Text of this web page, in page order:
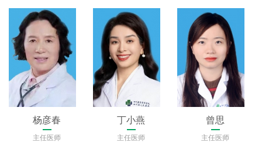
杨彦春
主任医师
丁小燕
主任医师
曾思
主任医师